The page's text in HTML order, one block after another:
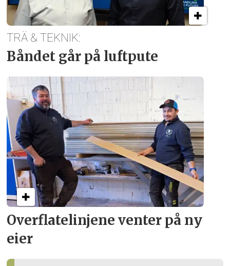
Overflate­linjene venter på ny
eier
TRÄ & TEKNIK:
Båndet går på luftpute